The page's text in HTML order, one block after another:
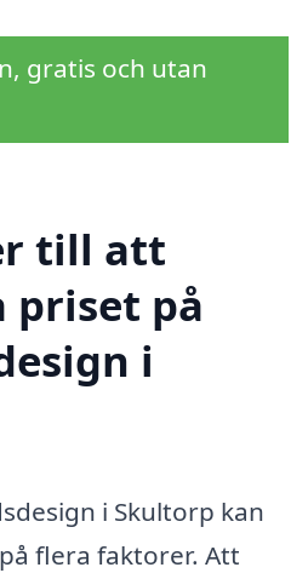
gratis och utan
till att
priset på
i
i Skultorp kan
flera faktorer. Att